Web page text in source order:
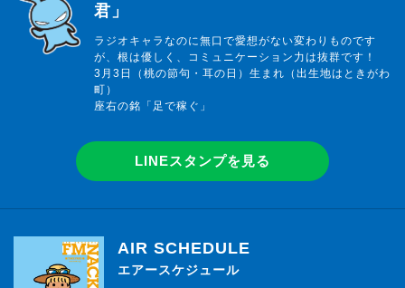
君」
ラジオキャラなのに無口で愛想がない変わりものです
が、根は優しく、コミュニケーション力は抜群です！
3月3日（桃の節句・耳の日）生まれ（出生地はときがわ
町）
座右の銘「足で稼ぐ」
LINEスタンプを見る
AIR SCHEDULE
エアースケジュール